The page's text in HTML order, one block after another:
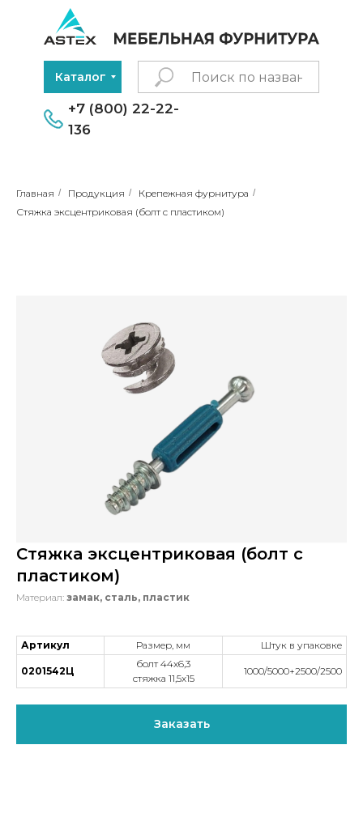
+7 (800) 22-22-
136
Каталог
Главная / Продукция / Крепежная фурнитура /
Стяжка эксцентриковая (болт с пластиком)
Стяжка эксцентриковая (болт с
пластиком)
Материал: замак, сталь, пластик
Артикул Размер, мм Штук в упаковке
0201542Ц
болт 44х6,3
стяжка 11,5х15
1000/5000+2500/2500
Заказать